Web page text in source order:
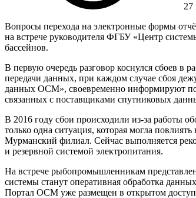
27
Вопросы перехода на электронные формы
на встрече руководителя ФГБУ «Центр
бассейнов.
В первую очередь разговор коснулся сбоев
передачи данных, при каждом случае сбоя
данных ОСМ», своевременно информируют
связанных с поставщиками спутниковых
В 2016 году сбои происходили из-за работы
только одна ситуация, которая могла
Мурманский филиал. Сейчас выполняется
и резервной системой электропитания.
На встрече рыбопромышленникам
системы станут оперативная обработка
Портал ОСМ уже размещен в открытом